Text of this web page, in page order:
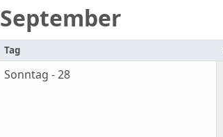
September
Tag
Sonntag - 28